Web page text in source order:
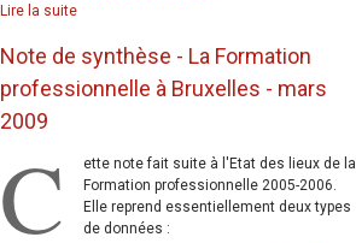
Lire la suite
Note de synthèse - La Formation
professionnelle à Bruxelles - mars
2009
C
ette note fait suite à l'Etat des lieux de la
Formation professionnelle 2005-2006.
Elle reprend essentiellement deux types
de données :